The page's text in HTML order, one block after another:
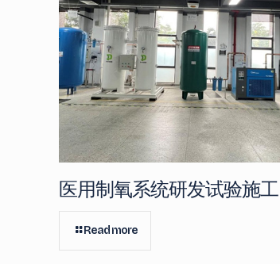
医用制氧系统研发试验施工
Read more